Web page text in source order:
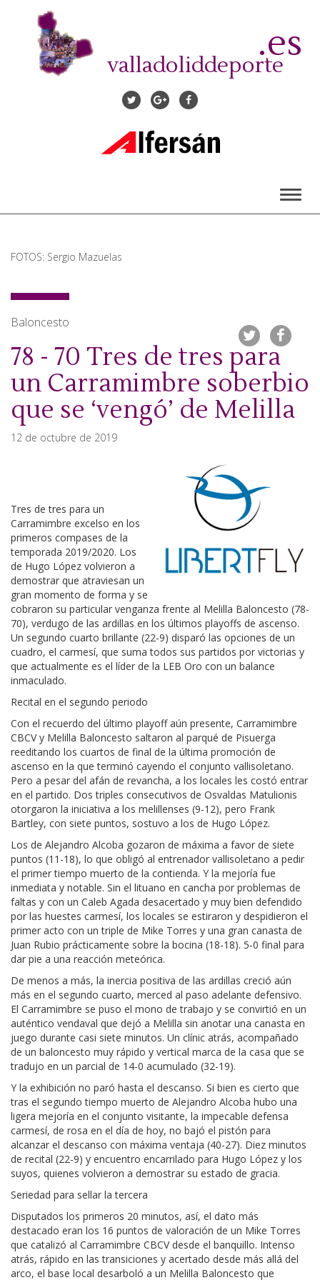
contenido
valladoliddeporte
.es
FOTOS: Sergio Mazuelas
Baloncesto
78 - 70 Tres de tres para
un Carramimbre soberbio
que se ‘vengó’ de Melilla
12 de octubre de 2019
Tres de tres para un
Carramimbre excelso en los
primeros compases de la
temporada 2019/2020. Los
de Hugo López volvieron a
demostrar que atraviesan un
gran momento de forma y se
cobraron su particular venganza frente al Melilla Baloncesto (78-
70), verdugo de las ardillas en los últimos playoffs de ascenso.
Un segundo cuarto brillante (22-9) disparó las opciones de un
cuadro, el carmesí, que suma todos sus partidos por victorias y
que actualmente es el líder de la LEB Oro con un balance
inmaculado.
Recital en el segundo periodo
Con el recuerdo del último playoff aún presente, Carramimbre
CBCV y Melilla Baloncesto saltaron al parqué de Pisuerga
reeditando los cuartos de final de la última promoción de
ascenso en la que terminó cayendo el conjunto vallisoletano.
Pero a pesar del afán de revancha, a los locales les costó entrar
en el partido. Dos triples consecutivos de Osvaldas Matulionis
otorgaron la iniciativa a los melillenses (9-12), pero Frank
Bartley, con siete puntos, sostuvo a los de Hugo López.
Los de Alejandro Alcoba gozaron de máxima a favor de siete
puntos (11-18), lo que obligó al entrenador vallisoletano a pedir
el primer tiempo muerto de la contienda. Y la mejoría fue
inmediata y notable. Sin el lituano en cancha por problemas de
faltas y con un Caleb Agada desacertado y muy bien defendido
por las huestes carmesí, los locales se estiraron y despidieron el
primer acto con un triple de Mike Torres y una gran canasta de
Juan Rubio prácticamente sobre la bocina (18-18). 5-0 final para
dar pie a una reacción meteórica.
De menos a más, la inercia positiva de las ardillas creció aún
más en el segundo cuarto, merced al paso adelante defensivo.
El Carramimbre se puso el mono de trabajo y se convirtió en un
auténtico vendaval que dejó a Melilla sin anotar una canasta en
juego durante casi siete minutos. Un clínic atrás, acompañado
de un baloncesto muy rápido y vertical marca de la casa que se
tradujo en un parcial de 14-0 acumulado (32-19).
Y la exhibición no paró hasta el descanso. Si bien es cierto que
tras el segundo tiempo muerto de Alejandro Alcoba hubo una
ligera mejoría en el conjunto visitante, la impecable defensa
carmesí, de rosa en el día de hoy, no bajó el pistón para
alcanzar el descanso con máxima ventaja (40-27). Diez minutos
de recital (22-9) y encuentro encarrilado para Hugo López y los
suyos, quienes volvieron a demostrar su estado de gracia.
Seriedad para sellar la tercera
Disputados los primeros 20 minutos, así, el dato más
destacado eran los 16 puntos de valoración de un Mike Torres
que catalizó al Carramimbre CBCV desde el banquillo. Intenso
atrás, rápido en las transiciones y acertado desde más allá del
arco, el base local desarboló a un Melilla Baloncesto que